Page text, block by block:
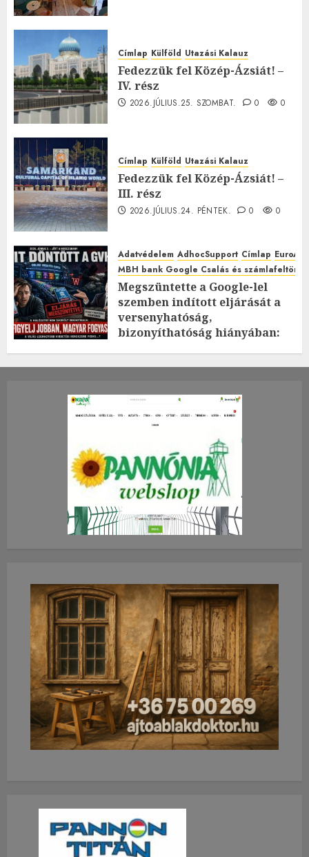
Címlap Külföld Utazási Kalauz
Fedezzük fel Közép-Ázsiát! –
IV. rész
2026.JÚLIUS.25. SZOMBAT. 0 0
Címlap Külföld Utazási Kalauz
Fedezzük fel Közép-Ázsiát! –
III. rész
2026.JÚLIUS.24. PÉNTEK. 0 0
Adatvédelem AdhocSupport Címlap
MBH bank Google Csalás és
Megszüntette a Google-lel
szemben indított eljárását a
versenyhatóság,
bizonyíthatóság hiányában:
2026.JÚLIUS.23. CSÜTÖRTÖK.
0